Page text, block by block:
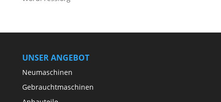
UNSER ANGEBOT
Neumaschinen
Gebrauchtmaschinen